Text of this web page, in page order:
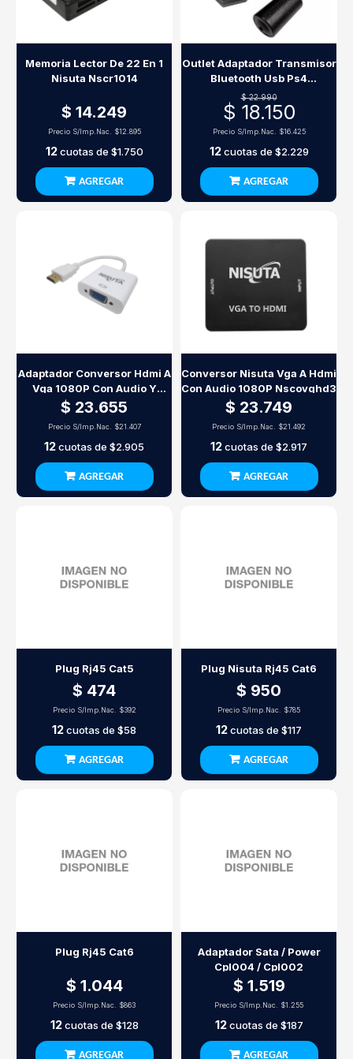
Memoria Lector De 22 En 1
Nisuta Nscr1014
$ 14.249
Precio S/Imp.Nac. $12.895
12cuotas de $1.750
AGREGAR
Outlet Adaptador Transmisor
Bluetooth Usb Ps4
Auriculares
$ 22.990
$ 18.150
Precio S/Imp.Nac. $16.425
12cuotas de $2.229
AGREGAR
Adaptador Conversor Hdmi A
Vga 1080P Con Audio Y
Alimentacion Usb
$ 23.655
Precio S/Imp.Nac. $21.407
12cuotas de $2.905
AGREGAR
Conversor Nisuta Vga A Hdmi
Con Audio 1080P Nscovghd3
$ 23.749
Precio S/Imp.Nac. $21.492
12cuotas de $2.917
AGREGAR
Plug Rj45 Cat5
$ 474
Precio S/Imp.Nac. $392
12cuotas de $58
AGREGAR
Plug Nisuta Rj45 Cat6
$ 950
Precio S/Imp.Nac. $785
12cuotas de $117
AGREGAR
Plug Rj45 Cat6
$ 1.044
Precio S/Imp.Nac. $863
12cuotas de $128
AGREGAR
Adaptador Sata / Power
Cpl004 / Cpl002
$ 1.519
Precio S/Imp.Nac. $1.255
12cuotas de $187
AGREGAR